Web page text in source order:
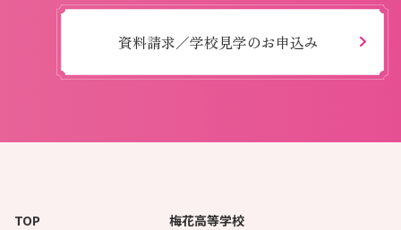
資料請求／学校見学のお申込み
TOP
梅花高等学校